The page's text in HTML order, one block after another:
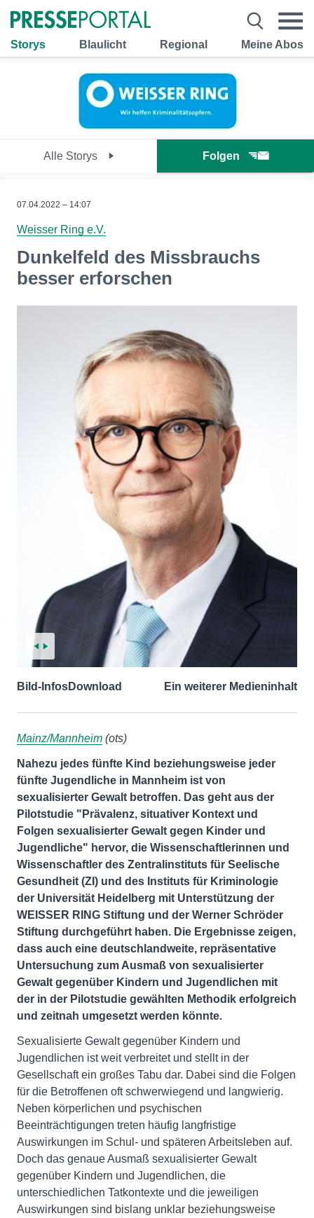
Storys Blaulicht Regional Meine Abos
Alle Storys Folgen
07.04.2022 – 14:07
Weisser Ring e.V.
Dunkelfeld des Missbrauchs
besser erforschen
Bild-InfosDownload Ein weiterer Medieninhalt
Mainz/Mannheim (ots)
Nahezu jedes fünfte Kind beziehungsweise jeder
fünfte Jugendliche in Mannheim ist von
sexualisierter Gewalt betroffen. Das geht aus der
Pilotstudie "Prävalenz, situativer Kontext und
Folgen sexualisierter Gewalt gegen Kinder und
Jugendliche" hervor, die Wissenschaftlerinnen und
Wissenschaftler des Zentralinstituts für Seelische
Gesundheit (ZI) und des Instituts für Kriminologie
der Universität Heidelberg mit Unterstützung der
WEISSER RING Stiftung und der Werner Schröder
Stiftung durchgeführt haben. Die Ergebnisse zeigen,
dass auch eine deutschlandweite, repräsentative
Untersuchung zum Ausmaß von sexualisierter
Gewalt gegenüber Kindern und Jugendlichen mit
der in der Pilotstudie gewählten Methodik erfolgreich
und zeitnah umgesetzt werden könnte.
Sexualisierte Gewalt gegenüber Kindern und
Jugendlichen ist weit verbreitet und stellt in der
Gesellschaft ein großes Tabu dar. Dabei sind die Folgen
für die Betroffenen oft schwerwiegend und langwierig.
Neben körperlichen und psychischen
Beeinträchtigungen treten häufig langfristige
Auswirkungen im Schul- und späteren Arbeitsleben auf.
Doch das genaue Ausmaß sexualisierter Gewalt
gegenüber Kindern und Jugendlichen, die
unterschiedlichen Tatkontexte und die jeweiligen
Auswirkungen sind bislang unklar beziehungsweise